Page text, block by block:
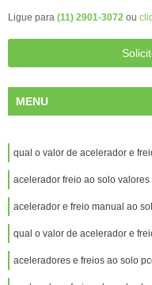
Ligue para (11) 2901-3072 ou
MENU
qual o valor de acelerador e
acelerador freio ao solo
acelerador e freio manual ao
qual o valor de acelerador e
aceleradores e freios ao solo